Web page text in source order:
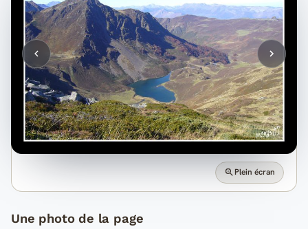
Plein écran
Une photo de la page